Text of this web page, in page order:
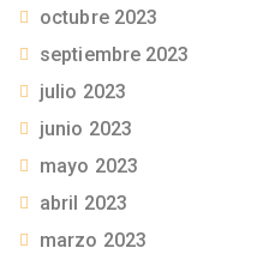
octubre 2023
septiembre 2023
julio 2023
junio 2023
mayo 2023
abril 2023
marzo 2023